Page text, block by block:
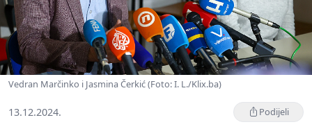
Vedran Marčinko i Jasmina Čerkić (Foto: I. L./Klix.ba)
13.12.2024. Podijeli